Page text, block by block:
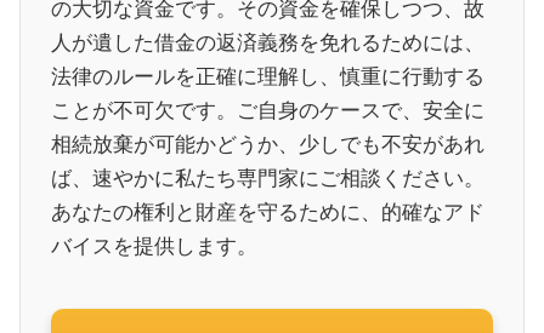
の大切な資金です。その資金を確保しつつ、故
人が遺した借金の返済義務を免れるためには、
法律のルールを正確に理解し、慎重に行動する
ことが不可欠です。ご自身のケースで、安全に
相続放棄が可能かどうか、少しでも不安があれ
ば、速やかに私たち専門家にご相談ください。
あなたの権利と財産を守るために、的確なアド
バイスを提供します。